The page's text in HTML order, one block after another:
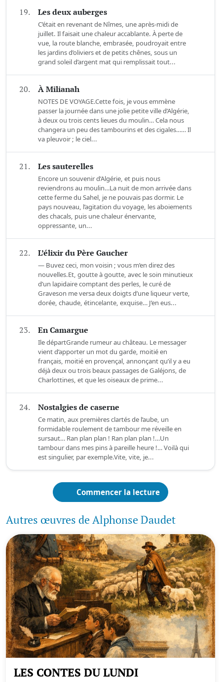
19. Les deux auberges
C’était en revenant de Nîmes, une après-midi de
juillet. Il faisait une chaleur accablante. À perte de
vue, la route blanche, embrasée, poudroyait entre
les jardins d’oliviers et de petits chênes, sous un
grand soleil d’argent mat qui remplissait tout...
20. À Milianah
NOTES DE VOYAGE.Cette fois, je vous emmène
passer la journée dans une jolie petite ville d’Algérie,
à deux ou trois cents lieues du moulin… Cela nous
changera un peu des tambourins et des cigales…… Il
va pleuvoir ; le ciel...
21. Les sauterelles
Encore un souvenir d’Algérie, et puis nous
reviendrons au moulin…La nuit de mon arrivée dans
cette ferme du Sahel, je ne pouvais pas dormir. Le
pays nouveau, l’agitation du voyage, les aboiements
des chacals, puis une chaleur énervante,
oppressante, un...
22. L’élixir du Père Gaucher
— Buvez ceci, mon voisin ; vous m’en direz des
nouvelles.Et, goutte à goutte, avec le soin minutieux
d’un lapidaire comptant des perles, le curé de
Graveson me versa deux doigts d’une liqueur verte,
dorée, chaude, étincelante, exquise… J’en eus...
23. En Camargue
Ile départGrande rumeur au château. Le messager
vient d’apporter un mot du garde, moitié en
français, moitié en provençal, annonçant qu’il y a eu
déjà deux ou trois beaux passages de Galéjons, de
Charlottines, et que les oiseaux de prime...
24. Nostalgies de caserne
Ce matin, aux premières clartés de l’aube, un
formidable roulement de tambour me réveille en
sursaut… Ran plan plan ! Ran plan plan !…Un
tambour dans mes pins à pareille heure !… Voilà qui
est singulier, par exemple.Vite, vite, je...
Commencer la lecture
Autres œuvres de Alphonse Daudet
LES CONTES DU LUNDI